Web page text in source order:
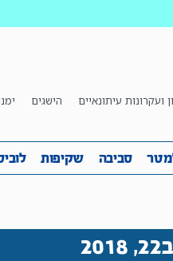
ועקרונות עיתונאיים הישגים
סביבה שקיפות
הפרלמטר סביבה